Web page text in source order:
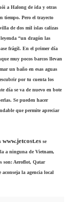
a Halong de ida y otras
tiempo. Pero el trayecto
de dos mil islas calizas
“un dragón las
frágil. En el primer día
muy pocos barcos llevan
un baño en esas aguas
por tu cuenta los
día se va de nuevo en bote
Se pueden hacer
que permite apreciar
www.jetcost.es se
a ninguna de Vietnam,
son: Aeroflot, Qatar
la agencia local